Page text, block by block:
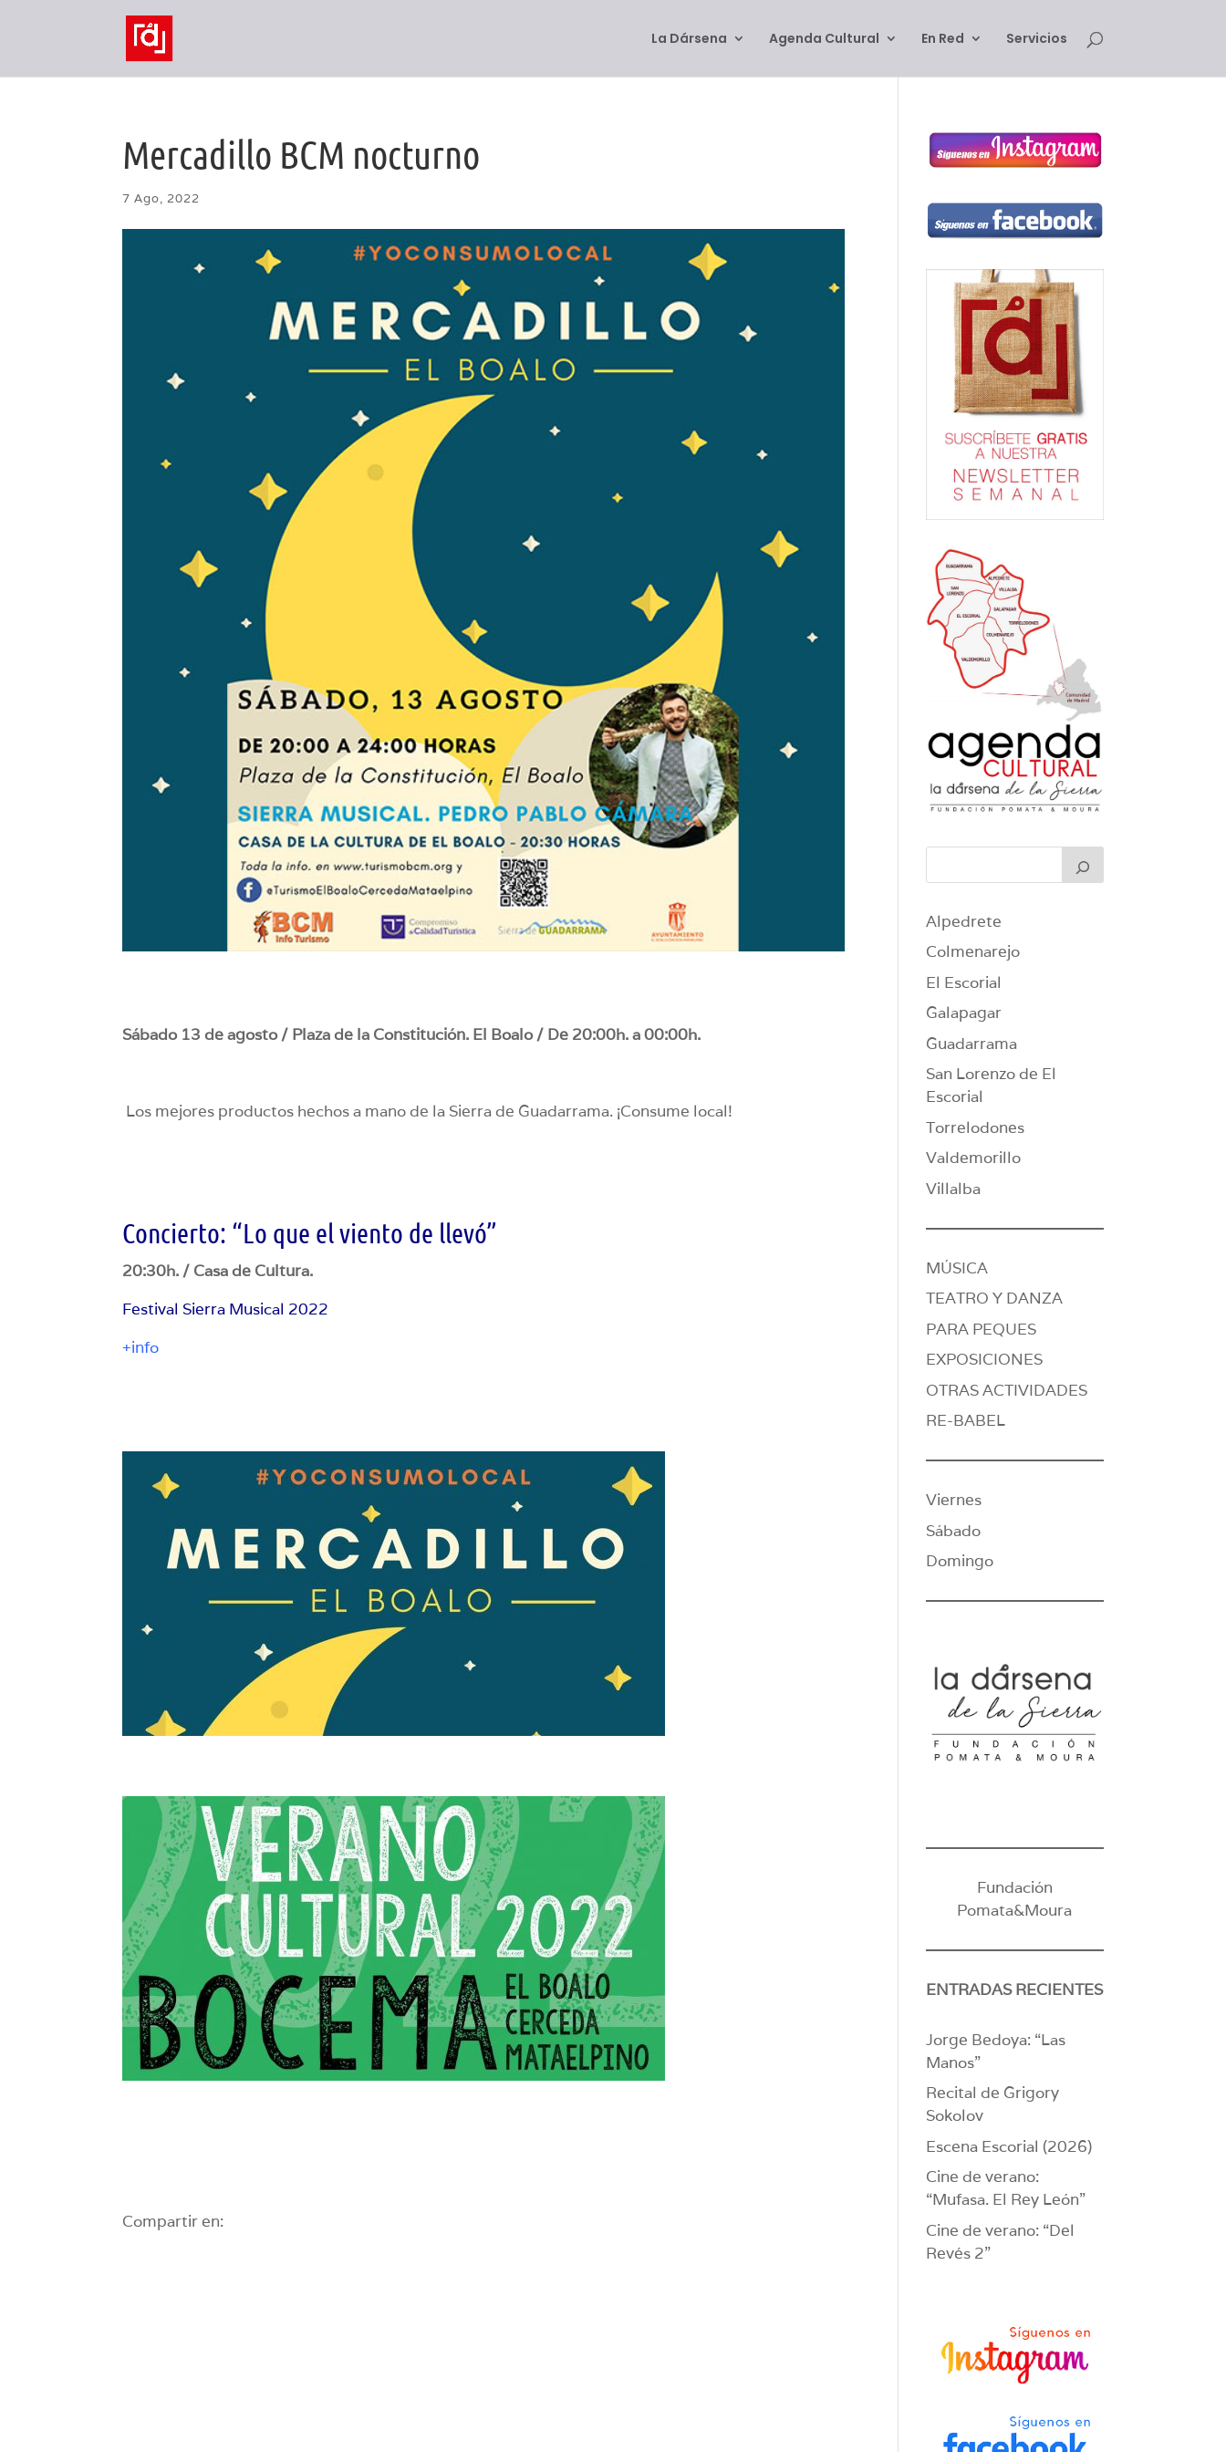
La Dársena Agenda Cultural En Red Servicios
Mercadillo BCM nocturno
7 Ago, 2022
Sábado 13 de agosto / Plaza de la Constitución. El Boalo / De 20:00h. a 00:00h.
Los mejores productos hechos a mano de la Sierra de Guadarrama. ¡Consume local!
Concierto: “Lo que el viento de llevó”
20:30h. / Casa de Cultura.
Festival Sierra Musical 2022
+info
Compartir en:
Alpedrete
Colmenarejo
El Escorial
Galapagar
Guadarrama
San Lorenzo de El
Escorial
Torrelodones
Valdemorillo
Villalba
MÚSICA
TEATRO Y DANZA
PARA PEQUES
EXPOSICIONES
OTRAS ACTIVIDADES
RE-BABEL
Viernes
Sábado
Domingo
Fundación
Pomata&Moura
ENTRADAS RECIENTES
Jorge Bedoya: “Las
Manos”
Recital de Grigory
Sokolov
Escena Escorial (2026)
Cine de verano:
“Mufasa. El Rey León”
Cine de verano: “Del
Revés 2”